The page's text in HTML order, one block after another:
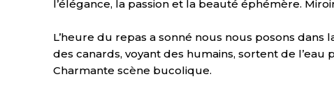
l’élégance, la passion et la beauté éphémère.
L’heure du repas a sonné nous nous posons
des canards, voyant des humains, sortent de
Charmante scène bucolique.